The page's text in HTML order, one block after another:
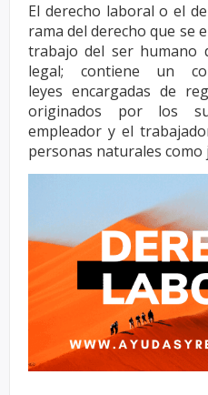
El derecho laboral o el
rama del derecho que se
trabajo del ser humano
legal; contiene un
leyes encargadas de
originados por los
empleador y el
personas naturales como